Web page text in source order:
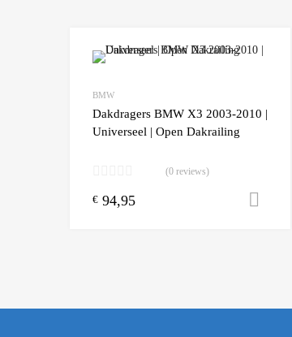
BMW
Dakdragers BMW X3 2003-2010 |
Universeel | Open Dakrailing
(0 reviews)
€ 94,95